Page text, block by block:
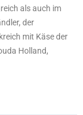
als auch im
der
mit Käse der
Holland,